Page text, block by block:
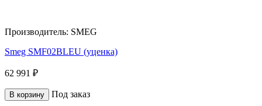
Производитель: SMEG
Smeg SMF02BLEU (уценка)
62 991 ₽
В корзину Под заказ